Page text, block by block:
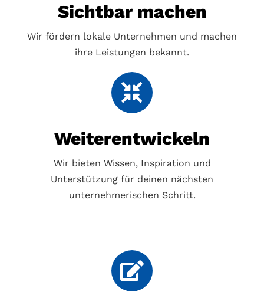
Sichtbar machen
Wir fördern lokale Unternehmen und machen
ihre Leistungen bekannt.
Weiterentwickeln
Wir bieten Wissen, Inspiration und
Unterstützung für deinen nächsten
unternehmerischen Schritt.